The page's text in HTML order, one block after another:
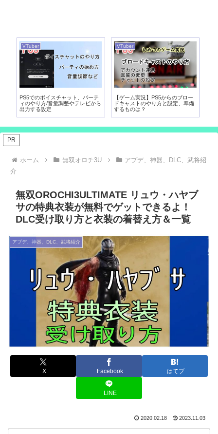
VTuber
PS5でのボイスチャット、パーテ
ィのやり方/音量調整やテレビから
出力する設定
VTuber
【ゲーム実況】PS5からのブロー
ドキャストのやり方と設定、準備
するものは？
PR
ホーム 無双オロチ3U
アプデ、神器、DLC、武将紹
介
無双OROCHI3ULTIMATE リュウ・ハヤブ
サの特典衣装が無料でゲットできるよ！
DLC受け取り方と衣装の着替え方＆一覧
アプデ、神器、DLC、武将紹介
X Facebook はてブ
LINE
2020.02.18 2023.11.03